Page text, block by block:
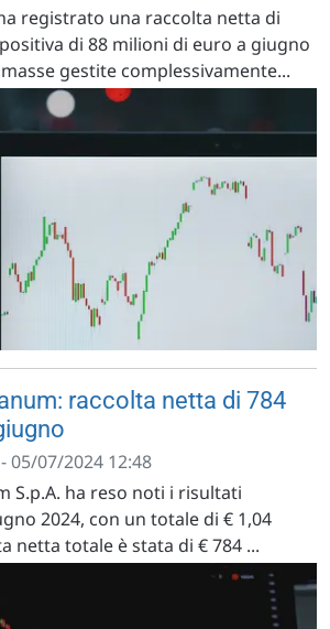
registrato una raccolta netta di
di 88 milioni di euro a giugno
gestite complessivamente...
raccolta netta di 784
05/07/2024 12:48
S.p.A. ha reso noti i risultati
2024, con un totale di € 1,04
netta totale è stata di € 784 ...